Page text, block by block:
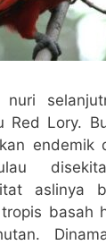
nuri
Red Lory.
endemik
aslinya
basah